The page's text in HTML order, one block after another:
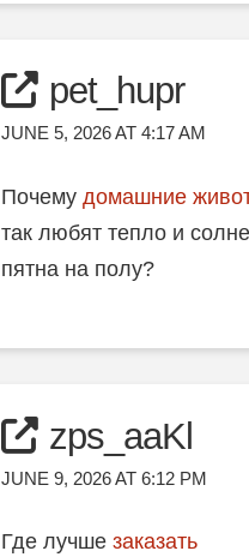
pet_hupr
JUNE 5, 2026 AT 4:17 AM
Почемудомашние
так любят тепло и
пятна на полу?
zps_aaKl
JUNE 9, 2026 AT 6:12 PM
Где лучшезаказать